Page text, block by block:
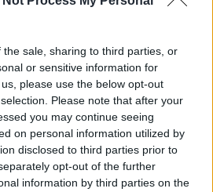
sale, sharing to third parties, or
or sensitive information for
please use the below opt-out
Please note that after your
you may continue seeing
on personal information utilized by
disclosed to third parties prior to
opt-out of the further
information by third parties on the
d’entretien pour respecter la
ou zones très poussiéreuses
avant le lavage.
fonction des couleurs et des
éviter la décoloration ou
de lavage